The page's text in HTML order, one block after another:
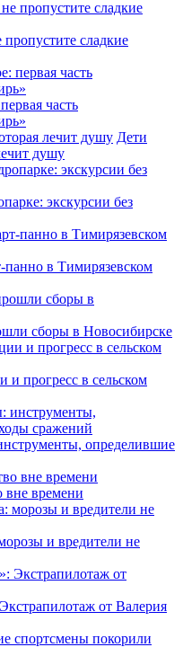
сладкие
часть
Дети
душу
экскурсии без
панно в Тимирязевском
сборы в Новосибирске
прогресс в сельском
определившие
вне времени
и вредители не
от Валерия